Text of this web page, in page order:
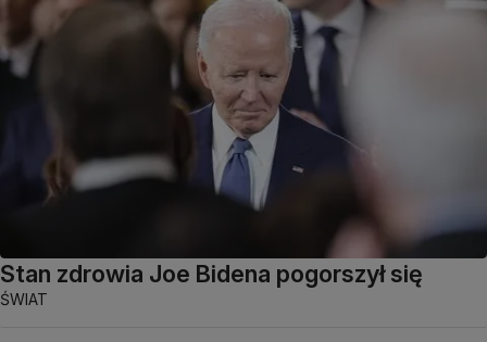
Stan zdrowia Joe Bidena pogorszył się
ŚWIAT